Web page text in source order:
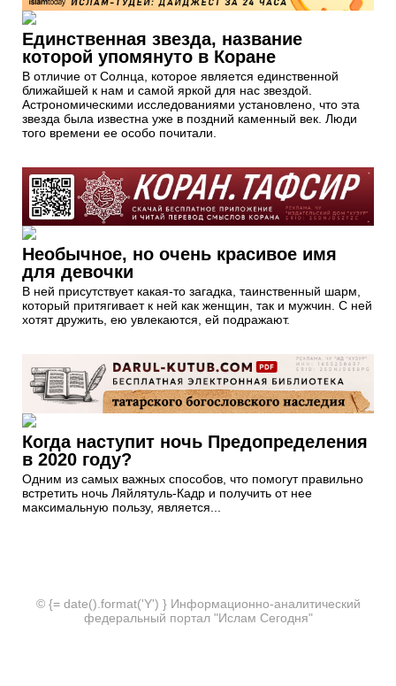
Единственная звезда, название
которой упомянуто в Коране
В отличие от Солнца, которое является единственной
ближайшей к нам и самой яркой для нас звездой.
Астрономическими исследованиями установлено, что эта
звезда была известна уже в поздний каменный век. Люди
того времени ее особо почитали.
Необычное, но очень красивое имя
для девочки
В ней присутствует какая-то загадка, таинственный шарм,
который притягивает к ней как женщин, так и мужчин. С ней
хотят дружить, ею увлекаются, ей подражают.
Когда наступит ночь Предопределения
в 2020 году?
Одним из самых важных способов, что помогут правильно
встретить ночь Ляйлятуль-Кадр и получить от нее
максимальную пользу, является...
© {= date().format('Y') } Информационно-аналитический
федеральный портал "Ислам Сегодня"